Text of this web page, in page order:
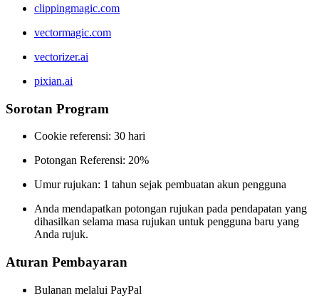
clippingmagic.com
vectormagic.com
vectorizer.ai
pixian.ai
Sorotan Program
Cookie referensi: 30 hari
Potongan Referensi: 20%
Umur rujukan: 1 tahun sejak pembuatan akun pengguna
Anda mendapatkan potongan rujukan pada pendapatan yang
dihasilkan selama masa rujukan untuk pengguna baru yang
Anda rujuk.
Aturan Pembayaran
Bulanan melalui PayPal